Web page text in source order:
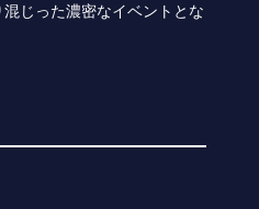
じった濃密なイベントとな